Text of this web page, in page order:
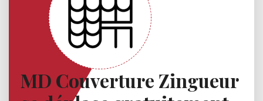
MD Couverture Zingueur